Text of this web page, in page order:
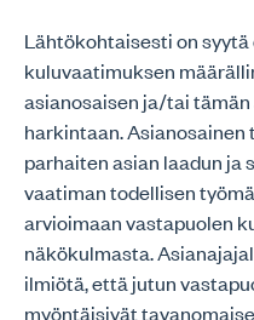
Lähtökohtaisesti on
kuluvaatimuksen
asianosaisen ja/tai
harkintaan.
parhaiten asian laadun ja
vaatiman todellisen
arvioimaan vastapuolen
näkökulmasta.
ilmiötä, että jutun
myöntäisivät